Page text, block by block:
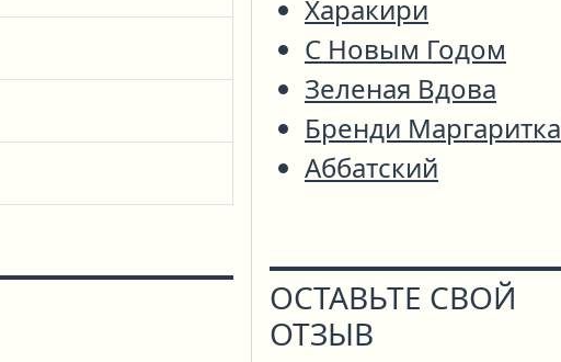
Харакири
С Новым Годом
Зеленая Вдова
Бренди Маргаритка
Аббатский
ОСТАВЬТЕ СВОЙ
ОТЗЫВ